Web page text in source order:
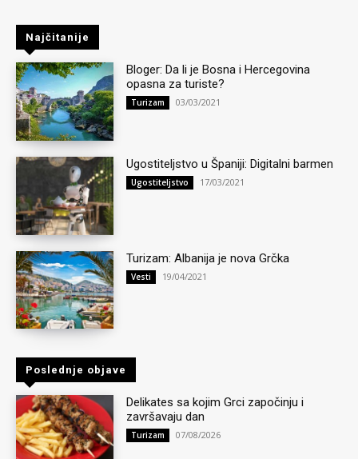
Najčitanije
Bloger: Da li je Bosna i Hercegovina
opasna za turiste?
Turizam 03/03/2021
Ugostiteljstvo u Španiji: Digitalni barmen
Ugostiteljstvo 17/03/2021
Turizam: Albanija je nova Grčka
Vesti 19/04/2021
Poslednje objave
Delikates sa kojim Grci započinju i
završavaju dan
Turizam 07/08/2026